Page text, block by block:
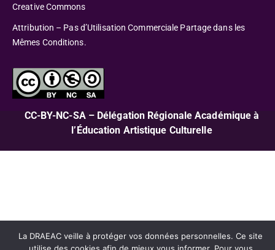
Creative Commons
Attribution – Pas d’Utilisation Commerciale Partage dans les
Mêmes Conditions.
CC-BY-NC-SA – Délégation Régionale Académique à
l’Éducation Artistique Culturelle
La DRAEAC veille à protéger vos données personnelles. Ce site